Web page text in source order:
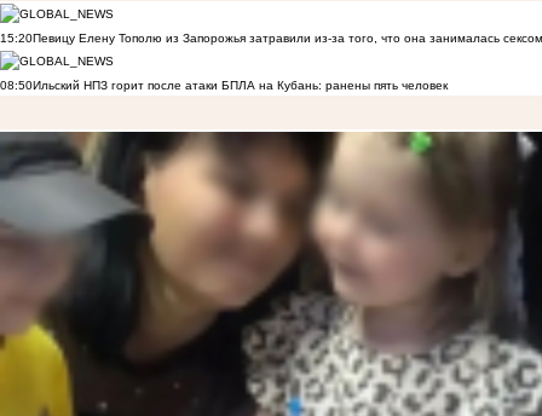
15:20Певицу Елену Тополю из Запорожья затравили из-за того, что она занималась
08:50Ильский НПЗ горит после атаки БПЛА на Кубань: ранены пять человек